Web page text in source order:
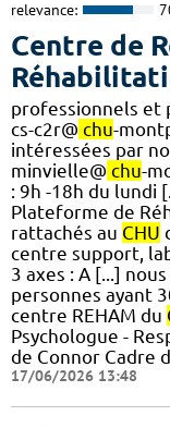
relevance:
Centre de
professionnels et
cs-c2r@ chu-
intéressées par
minvielle@ chu-
: 9h -18h du lundi
Plateforme de
rattachés au CHU
centre support,
3 axes : A [...]
personnes ayant
centre REHAM du
Psychologue -
de Connor Cadre
17/06/2026 13:48